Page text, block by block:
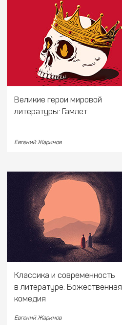
Великие герои мировой
литературы: Гамлет
Евгений Жаринов
Классика и современность
в литературе: Божественная
комедия
Евгений Жаринов